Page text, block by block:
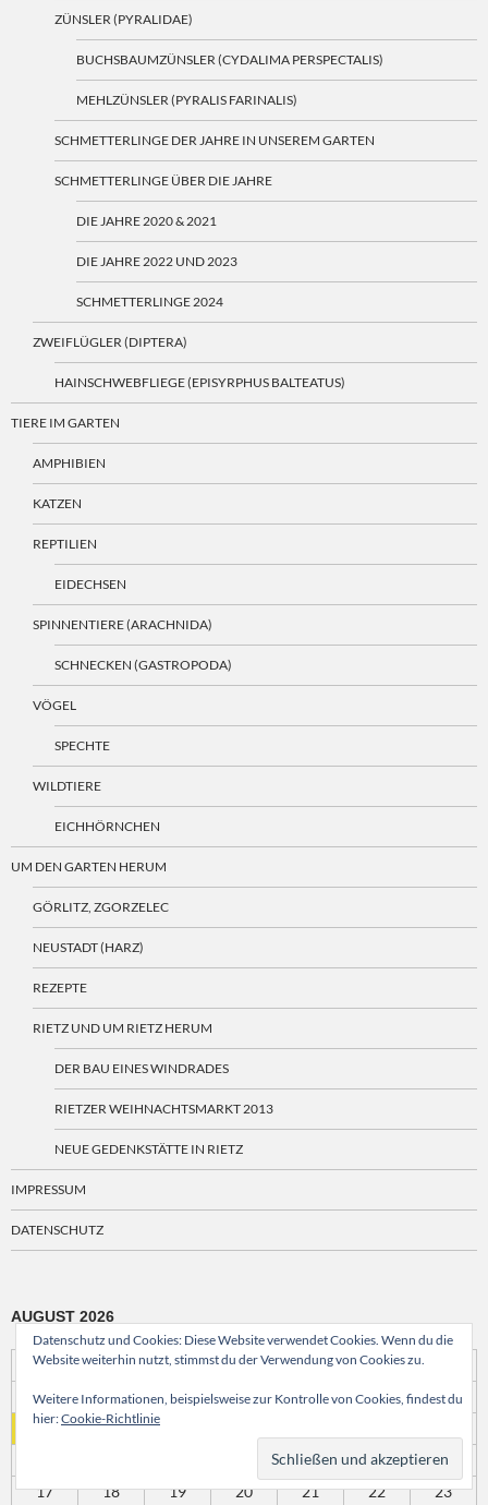
ZÜNSLER (PYRALIDAE)
BUCHSBAUMZÜNSLER (CYDALIMA PERSPECTALIS)
MEHLZÜNSLER (PYRALIS FARINALIS)
SCHMETTERLINGE DER JAHRE IN UNSEREM GARTEN
SCHMETTERLINGE ÜBER DIE JAHRE
DIE JAHRE 2020 & 2021
DIE JAHRE 2022 UND 2023
SCHMETTERLINGE 2024
ZWEIFLÜGLER (DIPTERA)
HAINSCHWEBFLIEGE (EPISYRPHUS BALTEATUS)
TIERE IM GARTEN
AMPHIBIEN
KATZEN
REPTILIEN
EIDECHSEN
SPINNENTIERE (ARACHNIDA)
SCHNECKEN (GASTROPODA)
VÖGEL
SPECHTE
WILDTIERE
EICHHÖRNCHEN
UM DEN GARTEN HERUM
GÖRLITZ, ZGORZELEC
NEUSTADT (HARZ)
REZEPTE
RIETZ UND UM RIETZ HERUM
DER BAU EINES WINDRADES
RIETZER WEIHNACHTSMARKT 2013
NEUE GEDENKSTÄTTE IN RIETZ
IMPRESSUM
DATENSCHUTZ
AUGUST 2026
M D M D F S
1
2
3
4
14 15
16
17
18 19 20 21 22 23
Datenschutz und Cookies: Diese Website verwendet Cookies. Wenn du die
Website weiterhin nutzt, stimmst du der Verwendung von Cookies zu.
Weitere Informationen, beispielsweise zur Kontrolle von Cookies, findest du
hier:Cookie-Richtlinie